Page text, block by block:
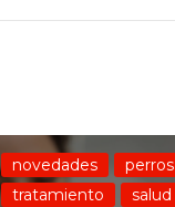
novedades
perros
tratamiento
salud